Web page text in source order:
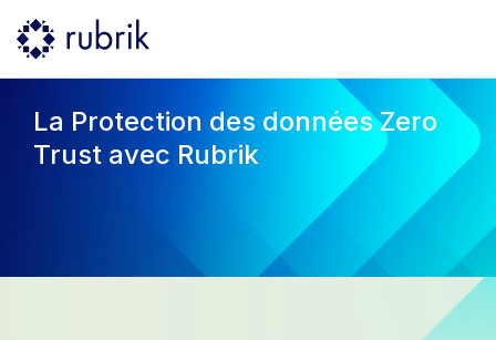
La Protection des données Zero
Trust avec Rubrik